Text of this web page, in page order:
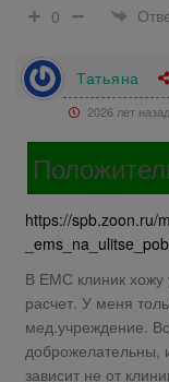
0
Татьяна
2026 лет назад
https://spb.zoon.ru/
В ЕМС клиник хожу
расчет. У меня
мед.учреждение.
доброжелательны,
зависит не от